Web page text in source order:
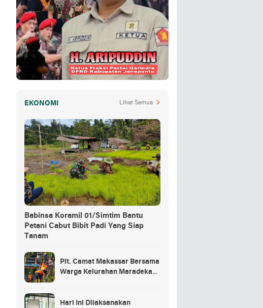
EKONOMI Lihat Semua
Babinsa Koramil 01/Simtim Bantu
Petani Cabut Bibit Padi Yang Siap
Tanam
Plt. Camat Makassar Bersama
Warga Kelurahan Maradekaya
Hari Ini Dilaksanakan